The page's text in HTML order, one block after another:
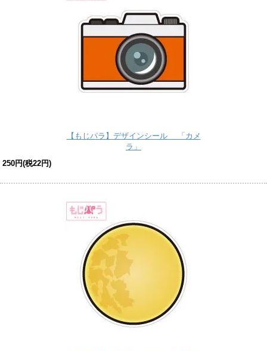
【もじパラ】デザインシール 「カメ
ラ」
250円(税22円)